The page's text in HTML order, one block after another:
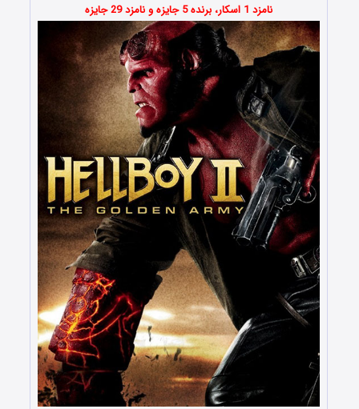
نامزد 1 اسکار، برنده 5 جایزه و نامزد 29 جایزه